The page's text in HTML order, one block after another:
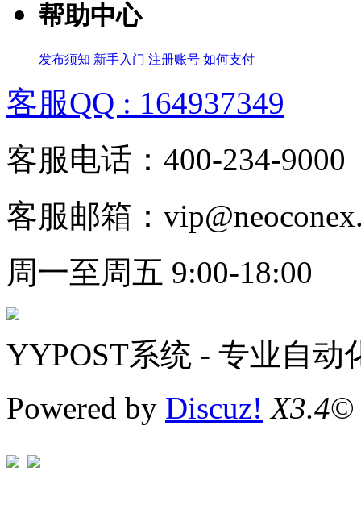
帮助中心
发布须知 新手入门 注册账号 如何支付
客服QQ : 164937349
客服电话：400-234-9000
客服邮箱：
周一至周五 9:00-18:00
YYPOST系统 - 专业自动
Powered by Discuz! X3.4©